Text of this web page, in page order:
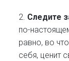
2. Следите
по-
равно, во
себя, ценит